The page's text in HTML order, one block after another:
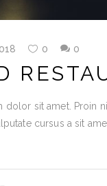
0 0
dolor sit amet. Proin
cursus a sit